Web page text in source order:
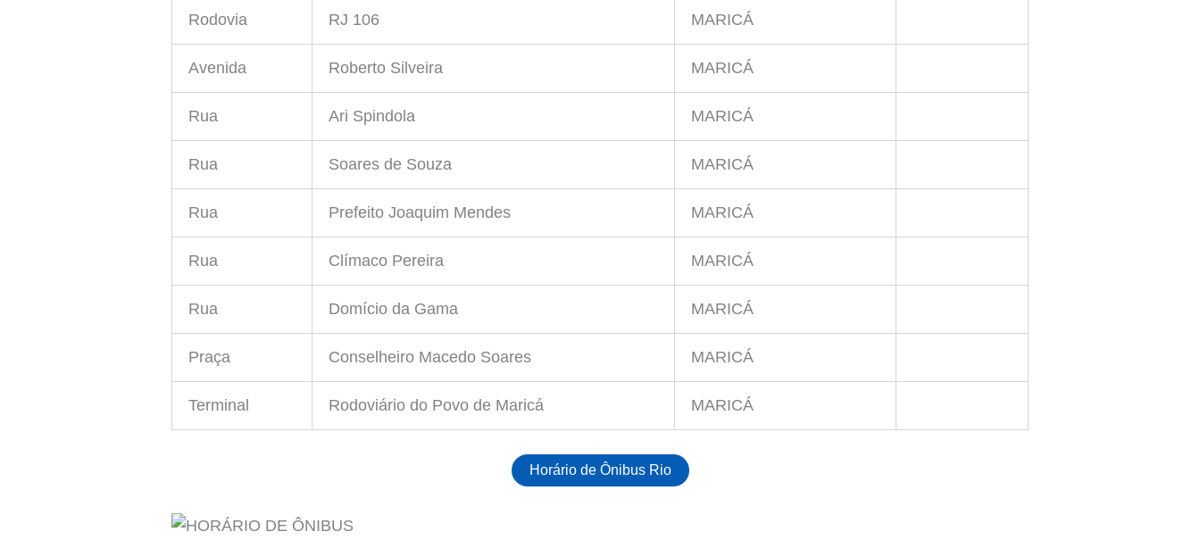
Rodovia RJ 106 MARICÁ
Avenida Roberto Silveira MARICÁ
Rua Ari Spindola MARICÁ
Rua Soares de Souza MARICÁ
Rua Prefeito Joaquim Mendes MARICÁ
Rua Clímaco Pereira MARICÁ
Rua Domício da Gama MARICÁ
Praça Conselheiro Macedo Soares MARICÁ
Terminal Rodoviário do Povo de Maricá MARICÁ
Horário de Ônibus Rio